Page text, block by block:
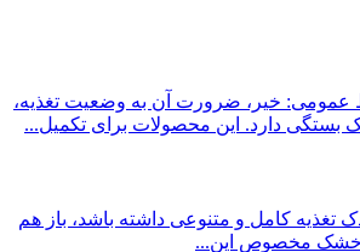
عمومی: خیر، ضرورت آن به وضعیت تغذیه،
بستگی دارد. این محصولات برای تکمیل...
تغذیه کامل و متنوعی داشته باشد، باز هم
خشک مخصوص این...